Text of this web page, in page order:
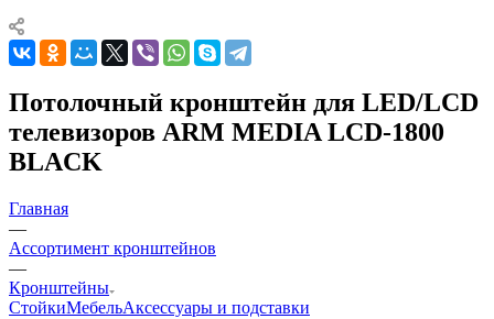
Потолочный кронштейн для LED/LCD
телевизоров ARM MEDIA LCD-1800
BLACK
Главная
—
Ассортимент кронштейнов
—
Кронштейны
СтойкиМебельАксессуары и подставки